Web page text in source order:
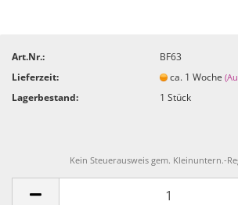
Art.Nr.:
BF63
Lieferzeit:
ca. 1 Woche
Lagerbestand: 1Stück
Kein Steuerausweis gem. Kleinuntern.-